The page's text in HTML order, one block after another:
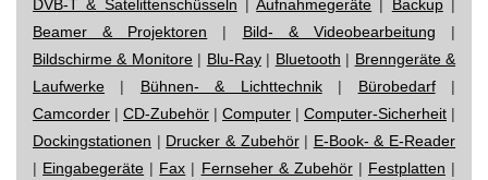
DVB-T & Satelittenschüsseln |Aufnahmegeräte | Backup|
Beamer & Projektoren | Bild- & Videobearbeitung |
Bildschirme & Monitore| Blu-Ray| Bluetooth | Brenngeräte &
Laufwerke | Bühnen- & Lichttechnik| Bürobedarf|
Camcorder | CD-Zubehör | Computer | Computer-Sicherheit |
Dockingstationen | Drucker & Zubehör| E-Book- & E-Reader
| Eingabegeräte | Fax | Fernseher & Zubehör| Festplatten |